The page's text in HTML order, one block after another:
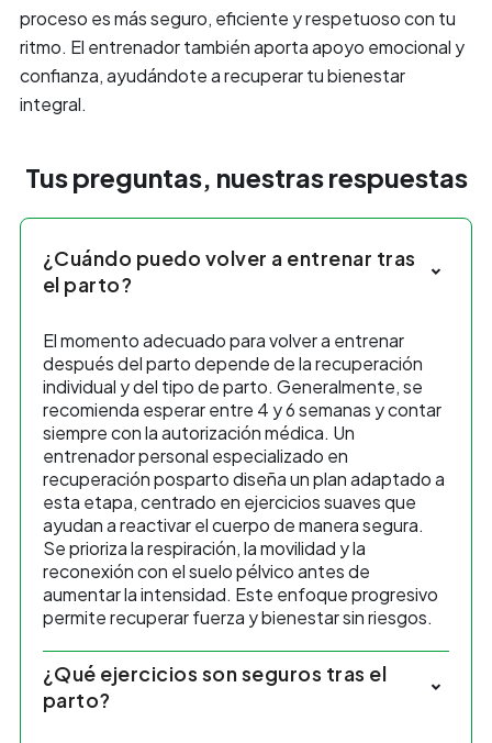
proceso es más seguro, eficiente y respetuoso con tu
ritmo. El entrenador también aporta apoyo emocional y
confianza, ayudándote a recuperar tu bienestar
integral.
Tus preguntas, nuestras respuestas
¿Cuándo puedo volver a entrenar tras
el parto?
El momento adecuado para volver a entrenar
después del parto depende de la recuperación
individual y del tipo de parto. Generalmente, se
recomienda esperar entre 4 y 6 semanas y contar
siempre con la autorización médica. Un
entrenador personal especializado en
recuperación posparto diseña un plan adaptado a
esta etapa, centrado en ejercicios suaves que
ayudan a reactivar el cuerpo de manera segura.
Se prioriza la respiración, la movilidad y la
reconexión con el suelo pélvico antes de
aumentar la intensidad. Este enfoque progresivo
permite recuperar fuerza y bienestar sin riesgos.
¿Qué ejercicios son seguros tras el
parto?